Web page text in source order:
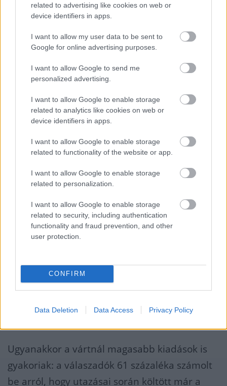
related to advertising like cookies on web or
device identifiers in apps.
I want to allow my user data to be sent to
Google for online advertising purposes.
I want to allow Google to send me
personalized advertising.
I want to allow Google to enable storage
related to analytics like cookies on web or
device identifiers in apps.
I want to allow Google to enable storage
related to functionality of the website or app.
I want to allow Google to enable storage
related to personalization.
I want to allow Google to enable storage
related to security, including authentication
functionality and fraud prevention, and other
user protection.
CONFIRM
Data Deletion Data Access Privacy Policy
Az MBH Bank friss, reprezentatív kutatása
hogy nem rendelkezik a bankszámlájához
biztosítással, és mindössze 30 százalékuk köt
Növekvő költségek,
változatlan kockázatok
Az utazások finanszírozása egyre
komolyabb költség a háztartások számára:
a magyarok átlagosan 545 ezer forintot
terveznek költeni idén nyaralásra, ami
A külföldi utazások esetében ez az összeg még
magasabb, átlagosan meghaladja a 719 ezer
Ugyanakkor a vártnál magasabb kiadások is
gyakoriak: a válaszadók 61 százaléka számolt
be arról, hogy utazásai során költött már a